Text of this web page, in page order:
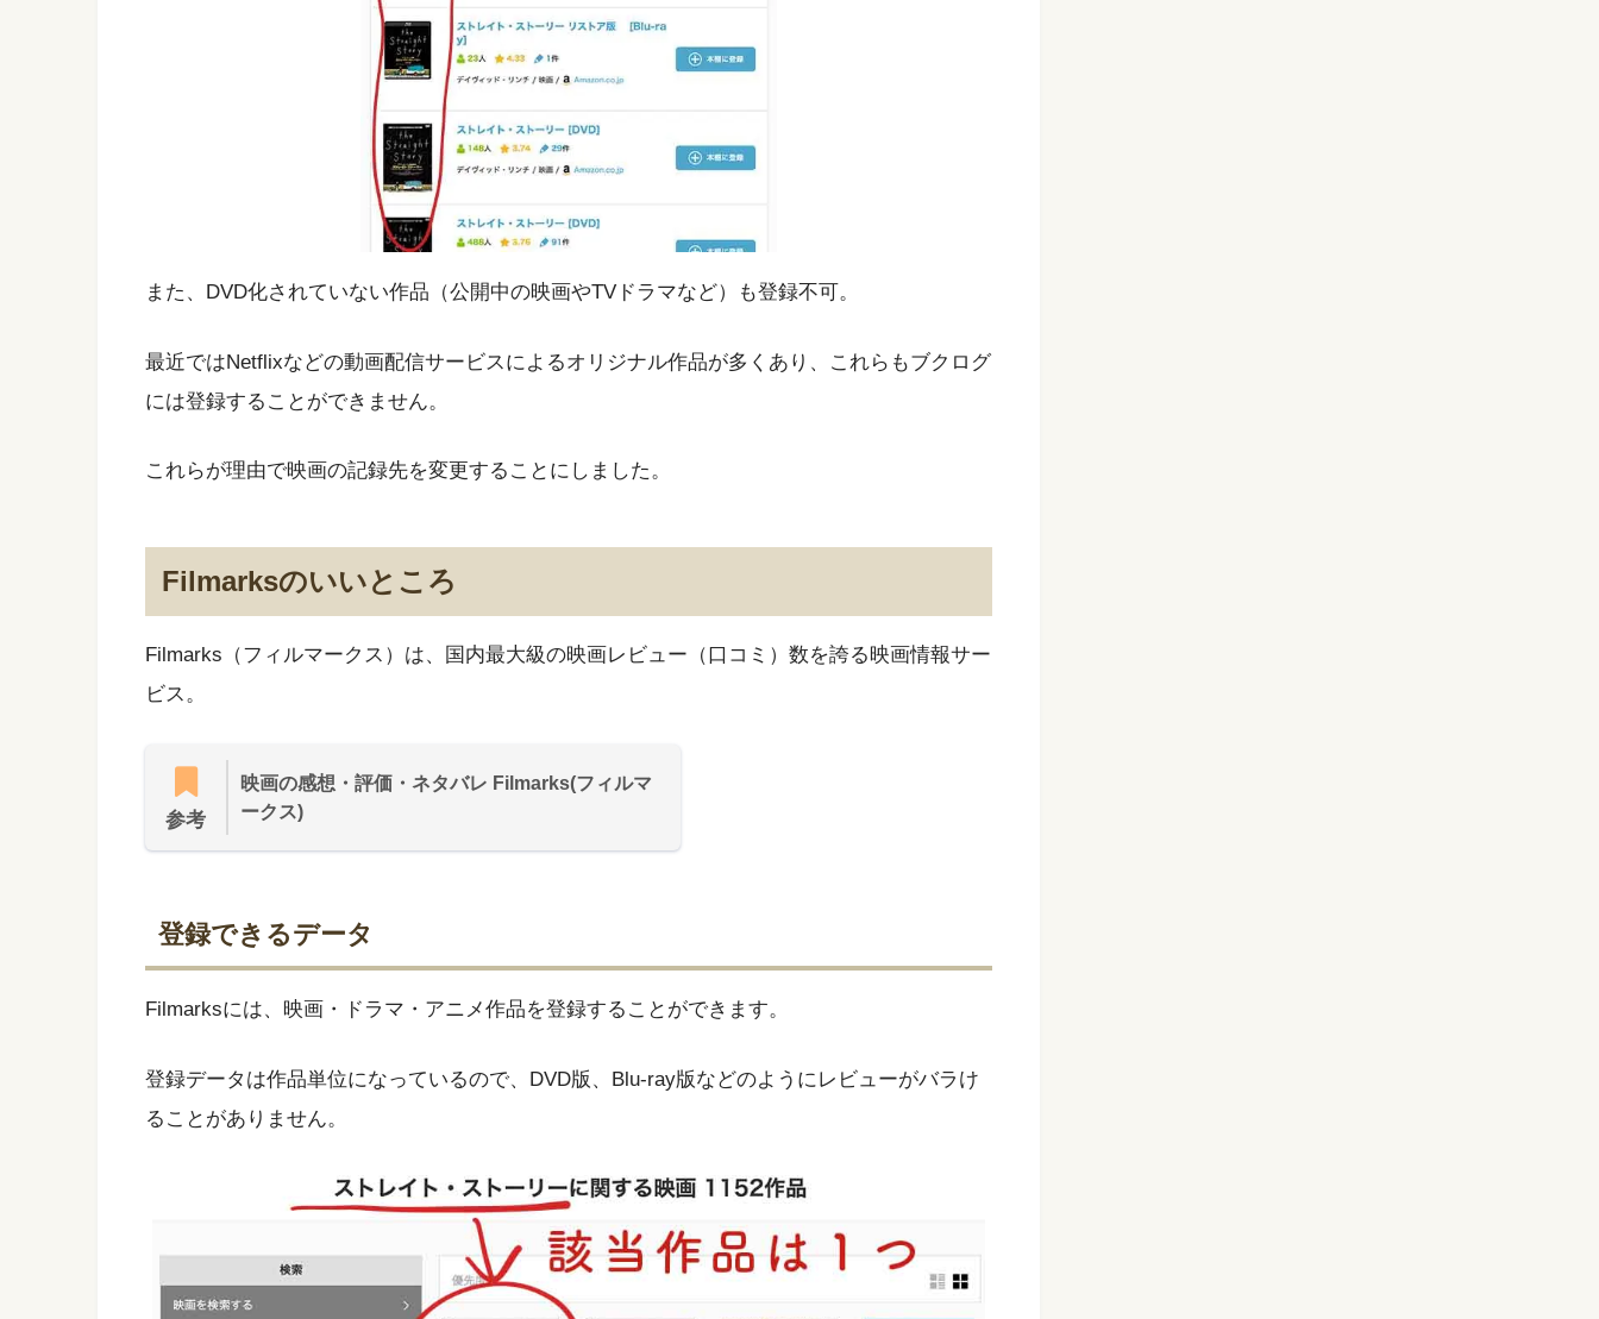
また、DVD化されていない作品（公開中の映画やTVドラマなど）も登録不可。
最近ではNetflixなどの動画配信サービスによるオリジナル作品が多くあり、これらもブクログ
には登録することができません。
これらが理由で映画の記録先を変更することにしました。
Filmarksのいいところ
Filmarks（フィルマークス）は、国内最大級の映画レビュー（口コミ）数を誇る映画情報サー
ビス。
参考
映画の感想・評価・ネタバレ Filmarks(フィルマ
ークス)
登録できるデータ
Filmarksには、映画・ドラマ・アニメ作品を登録することができます。
登録データは作品単位になっているので、DVD版、Blu-ray版などのようにレビューがバラけ
ることがありません。